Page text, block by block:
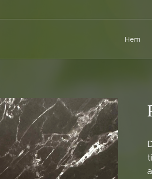
Hem